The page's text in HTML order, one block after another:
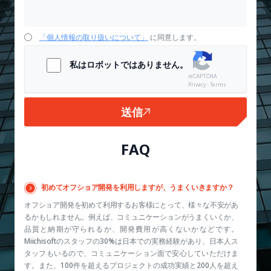
「個人情報の取り扱いについて」 に同意します。
私はロボットではありません。
Privacy - Terms
送信
FAQ
初めてオフショア開発を利用しますが、うまくいきますか？
オフショア開発を初めて利用するお客様にとって、様々な不安があ
るかもしれません。例えば、コミュニケーションがうまくいくか、
品質と納期が守られるか、開発費用が高くないかなどです。
Miichisoftのスタッフの30%は日本での実務経験があり、日本人ス
タッフもいるので、コミュニケーション面で安心していただけま
す。また、100件を超えるプロジェクトの成功実績と200人を超え